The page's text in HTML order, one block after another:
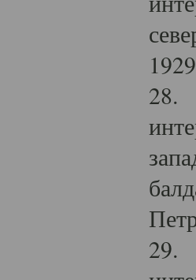
28.
29.